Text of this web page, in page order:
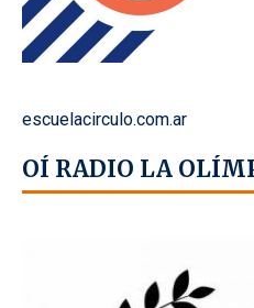
escuelacirculo.com.ar
OÍ RADIO LA